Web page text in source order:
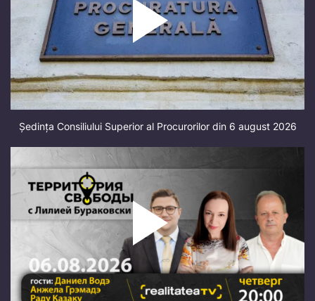
Ședința Consiliului Superior al Procurorilor din 6 august 2026